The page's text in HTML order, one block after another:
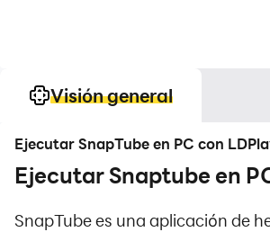
Visión general
Ejecutar SnapTube en PC con
Ejecutar Snaptube en
SnapTube es una aplicación de